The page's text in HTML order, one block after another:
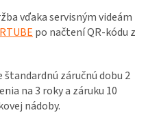
vďaka servisným videám
po načtení QR-kódu z
záručnú dobu 2
na 3 roky a záruku 10
nádoby.